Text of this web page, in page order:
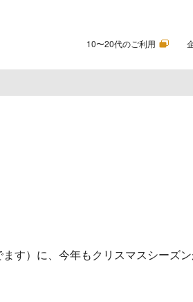
10〜20代のご利用
す）に、今年もクリスマスシーズ